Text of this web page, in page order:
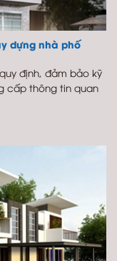
dựng nhà phố
định, đảm bảo kỹ
cấp thông tin quan